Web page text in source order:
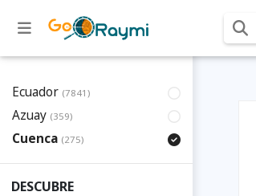
Ecuador (7841)
Azuay (359)
Cuenca (275)
DESCUBRE